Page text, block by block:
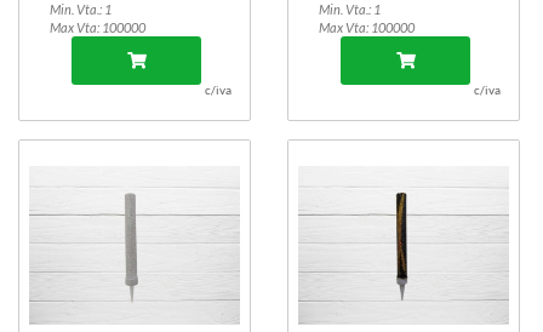
Min. Vta.: 1
Max Vta: 100000
c/iva
Min. Vta.: 1
Max Vta: 100000
c/iva